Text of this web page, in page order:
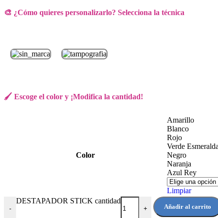
🎨 ¿Cómo quieres personalizarlo? Selecciona la técnica
🖌️ Escoge el color y ¡Modifica la cantidad!
Color
Amarillo
Blanco
Rojo
Verde
Negro
Naranja
Azul Rey
Limpiar
-
DESTAPADOR STICK cantidad
+ Añadir al carrito